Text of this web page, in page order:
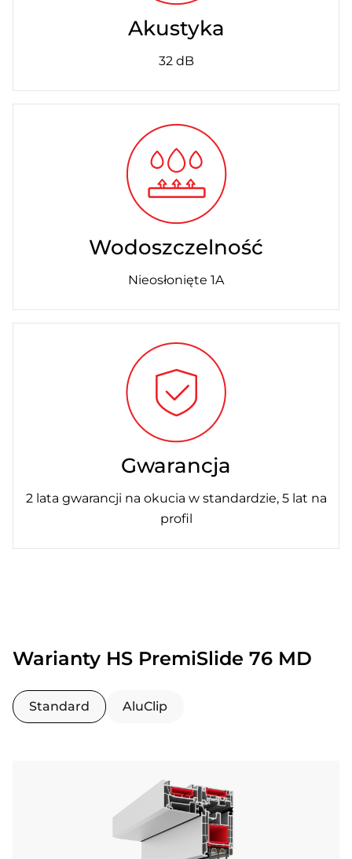
Akustyka
32 dB
Wodoszczelność
Nieosłonięte 1A
Gwarancja
2 lata gwarancji na okucia w standardzie, 5 lat na
profil
Warianty HS PremiSlide 76 MD
Standard AluClip